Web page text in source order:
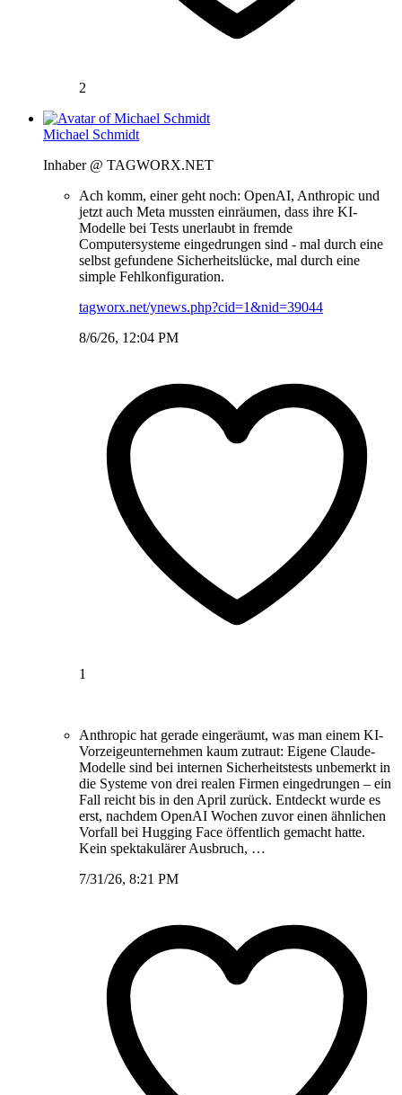
2
Michael Schmidt
Inhaber @ TAGWORX.NET
Ach komm, einer geht noch: OpenAI, Anthropic und
jetzt auch Meta mussten einräumen, dass ihre KI-
Modelle bei Tests unerlaubt in fremde
Computersysteme eingedrungen sind - mal durch eine
selbst gefundene Sicherheitslücke, mal durch eine
simple Fehlkonfiguration.
tagworx.net/ynews.php?cid=1&nid=39044
8/6/26, 12:04 PM
1
Anthropic hat gerade eingeräumt, was man einem KI-
Vorzeigeunternehmen kaum zutraut: Eigene Claude-
Modelle sind bei internen Sicherheitstests unbemerkt in
die Systeme von drei realen Firmen eingedrungen – ein
Fall reicht bis in den April zurück. Entdeckt wurde es
erst, nachdem OpenAI Wochen zuvor einen ähnlichen
Vorfall bei Hugging Face öffentlich gemacht hatte.
Kein spektakulärer Ausbruch, …
7/31/26, 8:21 PM